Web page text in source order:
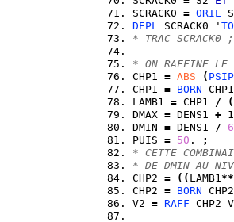
SCRACK0 = ORIE
DEPL SCRACK0 '
* TRAC
* ON RAFFINE LE
CHP1 = ABS ( PSIP
CHP1 = BORN
LAMB1 = CHP1 /
(
DMAX = DENS1 +
DMIN = DENS1 /
6
PUIS = 50 .
;
* CETTE
* DE DMIN AU
CHP2 = ( ( LAMB1**
CHP2 = BORN
V2 = RAFF CHP2